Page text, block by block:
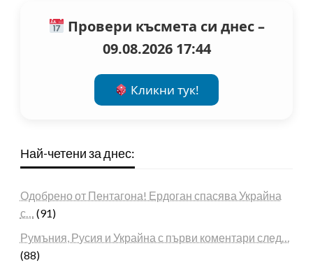
Провери късмета си днес –
09.08.2026 17:44
Кликни тук!
Най-четени за днес:
Одобрено от Пентагона! Ердоган спасява Украйна
с… (91)
Румъния, Русия и Украйна с първи коментари след…
(88)